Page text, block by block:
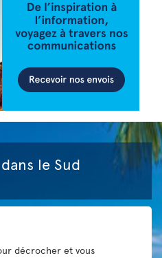
le Sud
décrocher et vous